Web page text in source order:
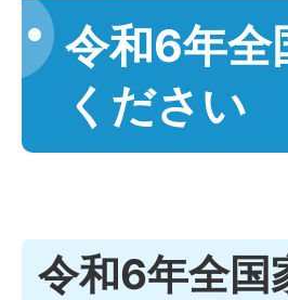
令和6年全
ください
令和6年全国